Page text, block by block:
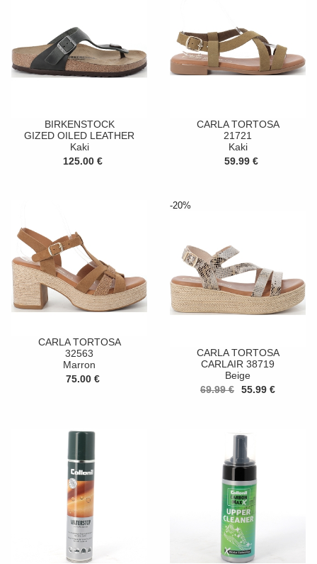
BIRKENSTOCK
GIZED OILED LEATHER
Kaki
125.00 €
CARLA TORTOSA
21721
Kaki
59.99 €
CARLA TORTOSA
32563
Marron
75.00 €
-20%
CARLA TORTOSA
CARLAIR 38719
Beige
69.99 €
55.99 €